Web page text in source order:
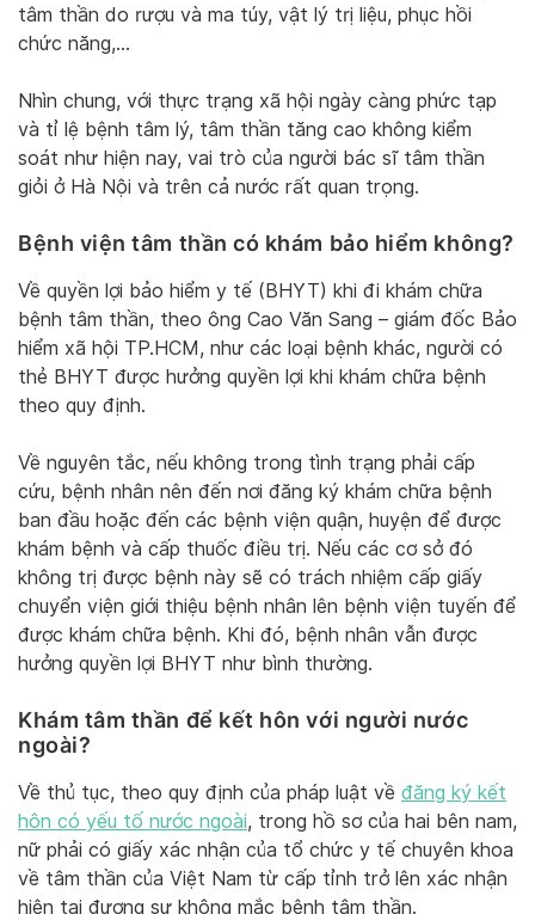
tâm thần do rượu và ma túy, vật lý trị liệu, phục hồi
chức năng,…
Nhìn chung, với thực trạng xã hội ngày càng phức tạp
và tỉ lệ bệnh tâm lý, tâm thần tăng cao không kiểm
soát như hiện nay, vai trò của người bác sĩ tâm thần
giỏi ở Hà Nội và trên cả nước rất quan trọng.
Bệnh viện tâm thần có khám bảo hiểm không?
Về quyền lợi bảo hiểm y tế (BHYT) khi đi khám chữa
bệnh tâm thần, theo ông Cao Văn Sang – giám đốc Bảo
hiểm xã hội TP.HCM, như các loại bệnh khác, người có
thẻ BHYT được hưởng quyền lợi khi khám chữa bệnh
theo quy định.
Về nguyên tắc, nếu không trong tình trạng phải cấp
cứu, bệnh nhân nên đến nơi đăng ký khám chữa bệnh
ban đầu hoặc đến các bệnh viện quận, huyện để được
khám bệnh và cấp thuốc điều trị. Nếu các cơ sở đó
không trị được bệnh này sẽ có trách nhiệm cấp giấy
chuyển viện giới thiệu bệnh nhân lên bệnh viện tuyến để
được khám chữa bệnh. Khi đó, bệnh nhân vẫn được
hưởng quyền lợi BHYT như bình thường.
Khám tâm thần để kết hôn với người nước
ngoài?
Về thủ tục, theo quy định của pháp luật về đăng ký kết
hôn có yếu tố nước ngoài, trong hồ sơ của hai bên nam,
nữ phải có giấy xác nhận của tổ chức y tế chuyên khoa
về tâm thần của Việt Nam từ cấp tỉnh trở lên xác nhận
hiện tại đương sự không mắc bệnh tâm thần.